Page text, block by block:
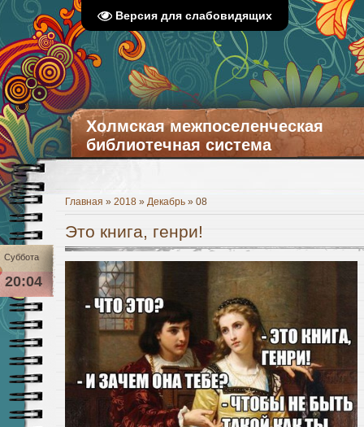
Версия для слабовидящих
Холмская межпоселенческая
библиотечная система
Главная » 2018 » Декабрь » 08
Это книга, генри!
Суббота
20:04